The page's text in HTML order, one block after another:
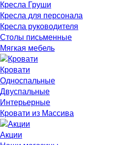
Кресла Груши
Кресла для персонала
Кресла руководителя
Столы письменные
Мягкая мебель
Кровати
Односпальные
Двуспальные
Интерьерные
Кровати из Массива
Акции